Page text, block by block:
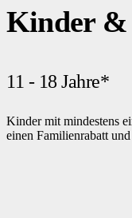
Kinder &
11 - 18 Jahre*
Kinder mit mindestens
einen Familienrabatt